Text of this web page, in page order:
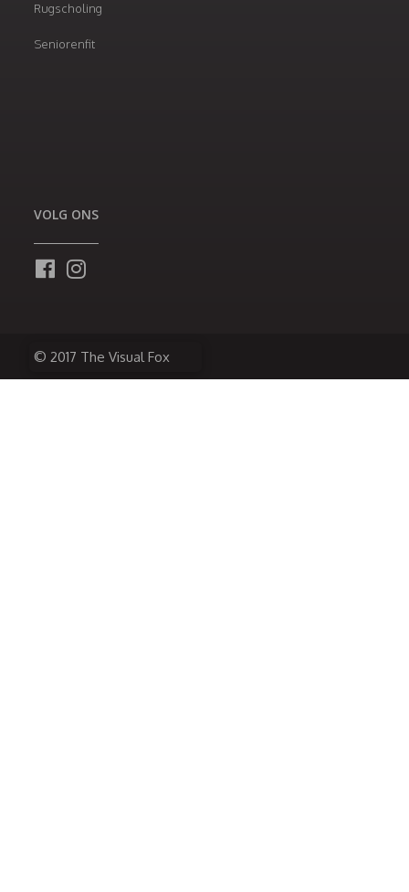
Rugscholing
Seniorenfit
VOLG ONS
© 2017 The Visual Fox